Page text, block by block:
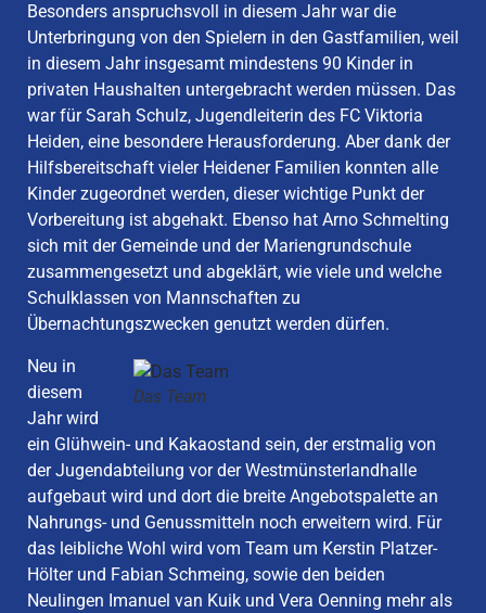
Besonders anspruchsvoll in diesem Jahr war die
Unterbringung von den Spielern in den Gastfamilien, weil
in diesem Jahr insgesamt mindestens 90 Kinder in
privaten Haushalten untergebracht werden müssen. Das
war für Sarah Schulz, Jugendleiterin des FC Viktoria
Heiden, eine besondere Herausforderung. Aber dank der
Hilfsbereitschaft vieler Heidener Familien konnten alle
Kinder zugeordnet werden, dieser wichtige Punkt der
Vorbereitung ist abgehakt. Ebenso hat Arno Schmelting
sich mit der Gemeinde und der Mariengrundschule
zusammengesetzt und abgeklärt, wie viele und welche
Schulklassen von Mannschaften zu
Übernachtungszwecken genutzt werden dürfen.
Das Team
Neu in
diesem
Jahr wird
ein Glühwein- und Kakaostand sein, der erstmalig von
der Jugendabteilung vor der Westmünsterlandhalle
aufgebaut wird und dort die breite Angebotspalette an
Nahrungs- und Genussmitteln noch erweitern wird. Für
das leibliche Wohl wird vom Team um Kerstin Platzer-
Hölter und Fabian Schmeing, sowie den beiden
Neulingen Imanuel van Kuik und Vera Oenning mehr als